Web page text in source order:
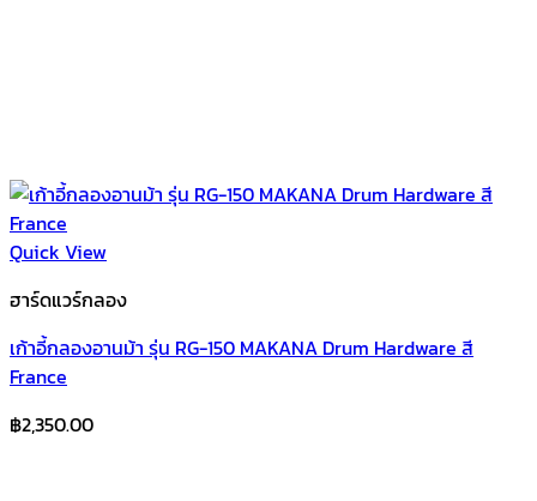
Quick View
ฮาร์ดแวร์กลอง
เก้าอี้กลองอานม้า รุ่น RG-150 MAKANA Drum Hardware สี
France
฿2,350.00